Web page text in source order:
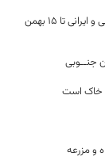
تمدید مهلت ارسال آثار به جشنواره استانی مد و لباس اسلامی و ایرانی تا 15 بهمن
جنــوبی
خاک است
و مزرعه